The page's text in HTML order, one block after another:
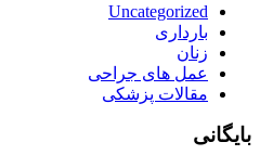
Uncategorized
بارداری
زنان
عمل های جراحی
مقالات پزشکی
بایگانی